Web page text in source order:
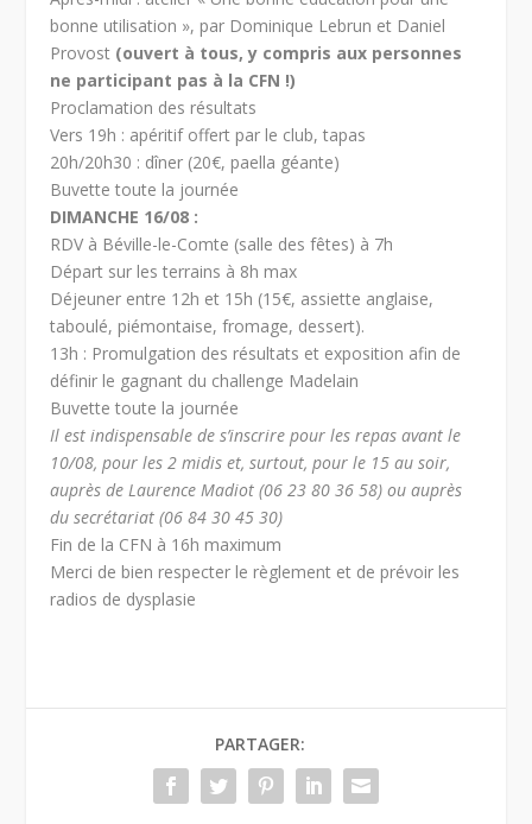
bonne utilisation », par Dominique Lebrun et Daniel
Provost (ouvert à tous, y compris aux personnes
ne participant pas à la CFN !)
Proclamation des résultats
Vers 19h : apéritif offert par le club, tapas
20h/20h30 : dîner (20€, paella géante)
Buvette toute la journée
DIMANCHE 16/08 :
RDV à Béville-le-Comte (salle des fêtes) à 7h
Départ sur les terrains à 8h max
Déjeuner entre 12h et 15h (15€, assiette anglaise,
taboulé, piémontaise, fromage, dessert).
13h : Promulgation des résultats et exposition afin de
définir le gagnant du challenge Madelain
Buvette toute la journée
Il est indispensable de s’inscrire pour les repas avant le
10/08, pour les 2 midis et, surtout, pour le 15 au soir,
auprès de Laurence Madiot (06 23 80 36 58) ou auprès
du secrétariat (06 84 30 45 30)
Fin de la CFN à 16h maximum
Merci de bien respecter le règlement et de prévoir les
radios de dysplasie
PARTAGER: